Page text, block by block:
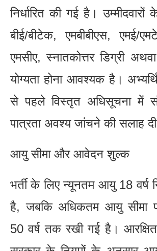
निर्धारित की गई है।
बीई/बीटेक, एमबीबीएस, एमई/
एमसीए, स्नातकोत्तर डिग्री
योग्यता होना आवश्यक है।
से पहले विस्तृत अधिसूचना में
पात्रता अवश्य जांचने की सलाह
आयु सीमा और आवेदन शुल्क
भर्ती के लिए न्यूनतम आयु 18 वर्ष
है, जबकि अधिकतम आयु सीमा
50 वर्ष तक रखी गई है।